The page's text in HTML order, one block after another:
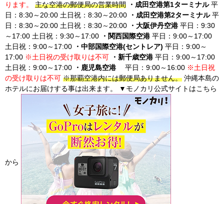
ります。
主な空港の郵便局の営業時間 ・成田空港第1ターミナル平
日：8:30～20:00 土日祝：8:30～20:00
・成田空港第2ターミナル平
日：8:30～20:00 土日祝：8:30～20:00
・大阪伊丹空港 平日：9:30
～17:00 土日祝：9:30～17:00
・関西国際空港 平日：9:00～17:00
土日祝：9:00～17:00
・中部国際空港(セントレア) 平日：9:00～
17:00 ※土日祝の受け取りは不可 ・新千歳空港 平日：9:00～17:00
土日祝：9:00～17:00
・鹿児島空港 平日：9:00～16:00 ※土日祝
の受け取りは不可 ※那覇空港内には郵便局ありません。 沖縄本島の
ホテルにお届けする事は出来ます。 ▼モノカリ公式サイトはこちら
から